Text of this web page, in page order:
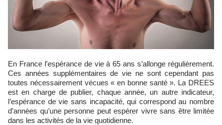
En France l’espérance de vie à 65 ans s’allonge régulièrement.
Ces années supplémentaires de vie ne sont cependant pas
toutes nécessairement vécues « en bonne santé ». La DREES
est en charge de publier, chaque année, un autre indicateur,
l’espérance de vie sans incapacité, qui correspond au nombre
d’années qu’une personne peut espérer vivre sans être limitée
dans les activités de la vie quotidienne.